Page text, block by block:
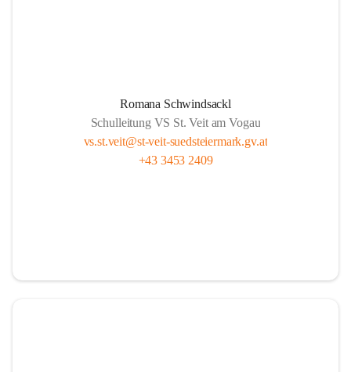
Romana Schwindsackl
Schulleitung VS St. Veit am Vogau
vs.st.veit@st-veit-suedsteiermark.gv.at
+43 3453 2409